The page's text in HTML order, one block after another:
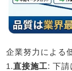
企業努力による
1.直接施工: 下請